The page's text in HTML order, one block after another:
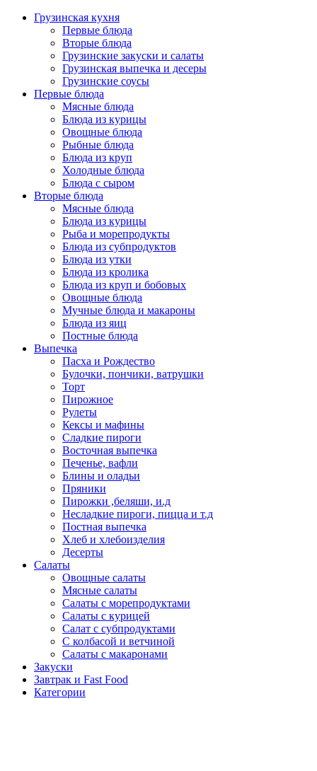
Грузинская кухня
Первые блюда
Вторые блюда
Грузинские закуски и салаты
Грузинская выпечка и десеры
Грузинские соусы
Первые блюда
Мясные блюда
Блюда из курицы
Овощные блюда
Рыбные блюда
Блюда из круп
Холодные блюда
Блюда с сыром
Вторые блюда
Мясные блюда
Блюда из курицы
Рыба и морепродукты
Блюда из субпродуктов
Блюда из утки
Блюда из кролика
Блюда из круп и бобовых
Овощные блюда
Мучные блюда и макароны
Блюда из яиц
Постные блюда
Выпечка
Пасха и Рождество
Булочки, пончики, ватрушки
Торт
Пирожное
Рулеты
Кексы и мафины
Сладкие пироги
Восточная выпечка
Печенье, вафли
Блины и оладьи
Пряники
Пирожки ,беляши, и.д
Несладкие пироги, пицца и т.д
Постная выпечка
Хлеб и хлебоизделия
Десерты
Салаты
Овощные салаты
Мясные салаты
Салаты с морепродуктами
Салаты с курицей
Салат с субпродуктами
С колбасой и ветчиной
Салаты с макаронами
Закуски
Завтрак и Fast Food
Категории